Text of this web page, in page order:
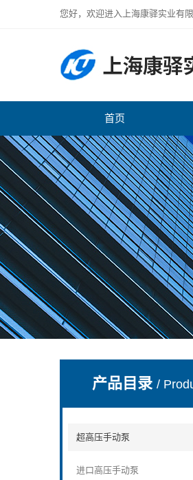
您好，欢迎进入上海康驿实业有限
上海康驿实业有限公司
首页
产品目录/
超高压手动泵
进口高压手动泵